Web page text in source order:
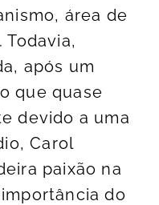
área de
após um
que quase
devido a uma
Carol
paixão na
do